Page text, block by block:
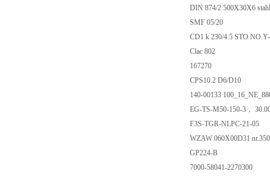
DIN 874/2 500X30X6
SMF 05/20
CD1 k 230/4.5 STO
Clac 802
167270
CPS10.2 D6/D10
140-00133
EG-TS-M50-150-3，
F3S-TGR-NLPC-21-05
WZAW 060X00D31
GP224-B
7000-58041-2270300